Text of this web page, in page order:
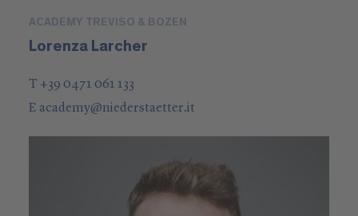
ACADEMY TREVISO & BOZEN
Lorenza Larcher
T +39 0471 061 133
E academy@niederstaetter.it